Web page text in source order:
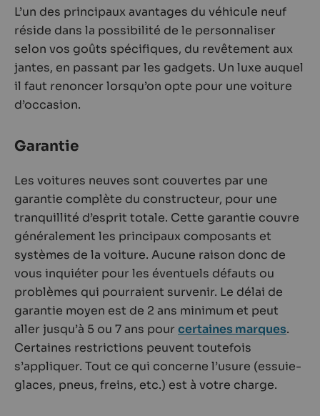
L’un des principaux avantages du véhicule neuf
réside dans la possibilité de le personnaliser
selon vos goûts spécifiques, du revêtement aux
jantes, en passant par les gadgets. Un luxe auquel
il faut renoncer lorsqu’on opte pour une voiture
d’occasion.
Garantie
Les voitures neuves sont couvertes par une
garantie complète du constructeur, pour une
tranquillité d’esprit totale. Cette garantie couvre
généralement les principaux composants et
systèmes de la voiture. Aucune raison donc de
vous inquiéter pour les éventuels défauts ou
problèmes qui pourraient survenir. Le délai de
garantie moyen est de 2 ans minimum et peut
aller jusqu’à 5 ou 7 ans pour certaines marques.
Certaines restrictions peuvent toutefois
s’appliquer. Tout ce qui concerne l’usure (essuie-
glaces, pneus, freins, etc.) est à votre charge.